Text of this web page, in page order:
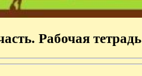
Рабочая тетрадь